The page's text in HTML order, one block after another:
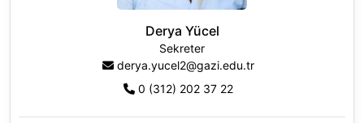
Derya Yücel
Sekreter
derya.yucel2@gazi.edu.tr
0 (312) 202 37 22